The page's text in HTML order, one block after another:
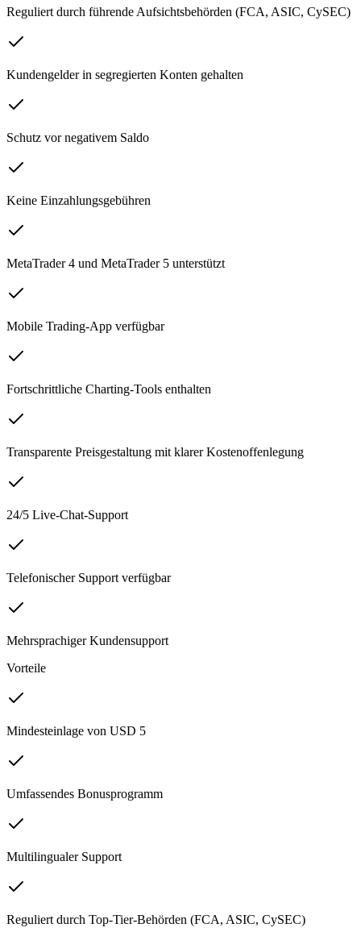
Reguliert durch führende Aufsichtsbehörden (FCA, ASIC, CySEC)
Kundengelder in segregierten Konten gehalten
Schutz vor negativem Saldo
Keine Einzahlungsgebühren
MetaTrader 4 und MetaTrader 5 unterstützt
Mobile Trading-App verfügbar
Fortschrittliche Charting-Tools enthalten
Transparente Preisgestaltung mit klarer Kostenoffenlegung
24/5 Live-Chat-Support
Telefonischer Support verfügbar
Mehrsprachiger Kundensupport
Vorteile
Mindesteinlage von USD 5
Umfassendes Bonusprogramm
Multilingualer Support
Reguliert durch Top-Tier-Behörden (FCA, ASIC, CySEC)